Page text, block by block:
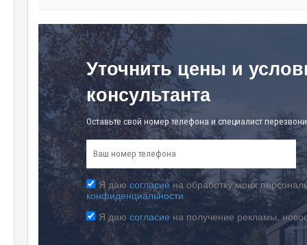
Уточнить цены и
консультанта
Оставьте свой номер телефона и специалист
Я даю согласиена обработку моих
конфиденциальности
Я даю согласие на получение рекламы,